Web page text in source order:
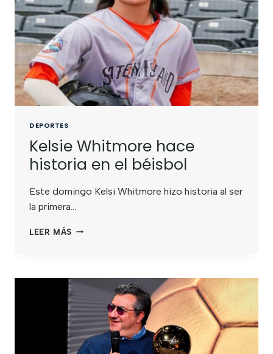
DEPORTES
Kelsie Whitmore hace
historia en el béisbol
Este domingo Kelsi Whitmore hizo historia al ser
la primera…
LEER MÁS